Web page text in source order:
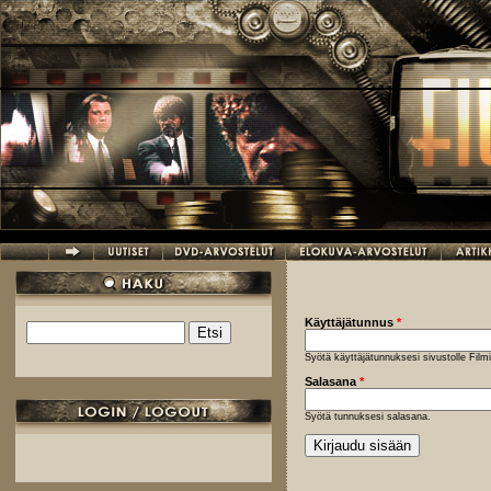
Hyppää pääsisältöön
Hakulomake
Käyttäjätunnus *
Syötä käyttäjätunnuksesi sivustolle
Salasana *
Syötä tunnuksesi salasana.